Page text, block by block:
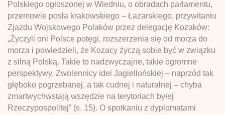
Polskiego ogłoszonej w Wiedniu, o obradach parlamentu,
przemowie posła krakowskiego – Łazarskiego, przywitaniu
Zjazdu Wojskowego Polaków przez delegację Kozaków:
„Życzyli oni Polsce potęgi, rozszerzenia się od morza do
morza i powiedzieli, że Kozacy życzą sobie być w związku
z silną Polską. Takie to nadzwyczajne, takie ogromne
perspektywy. Zwolennicy idei Jagiellońskiej – naprzód tak
głęboko pogrzebanej, a tak cudnej i naturalnej – chyba
zmartwychwstają wszędzie na terytoriach byłej
Rzeczypospolitej” (s. 15). O spotkaniu z dyplomatami